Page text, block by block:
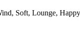
Soft, Lounge,